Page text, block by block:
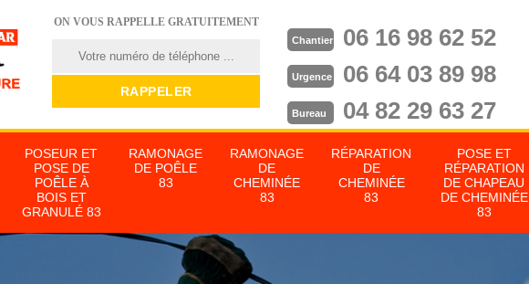
ON VOUS RAPPELLE GRATUITEMENT
Chantier 06 16 98 62 52
Urgence 06 64 03 89 98
Bureau 04 82 29 63 27
POSEUR ET
POSE DE
POÊLE À
BOIS ET
GRANULÉ 83
RAMONAGE
DE POÊLE
83
RAMONAGE
DE
CHEMINÉE
83
RÉPARATION
DE
CHEMINÉE
83
POSE ET
RÉPARATION
DE CHAPEAU
DE CHEMINÉE
83